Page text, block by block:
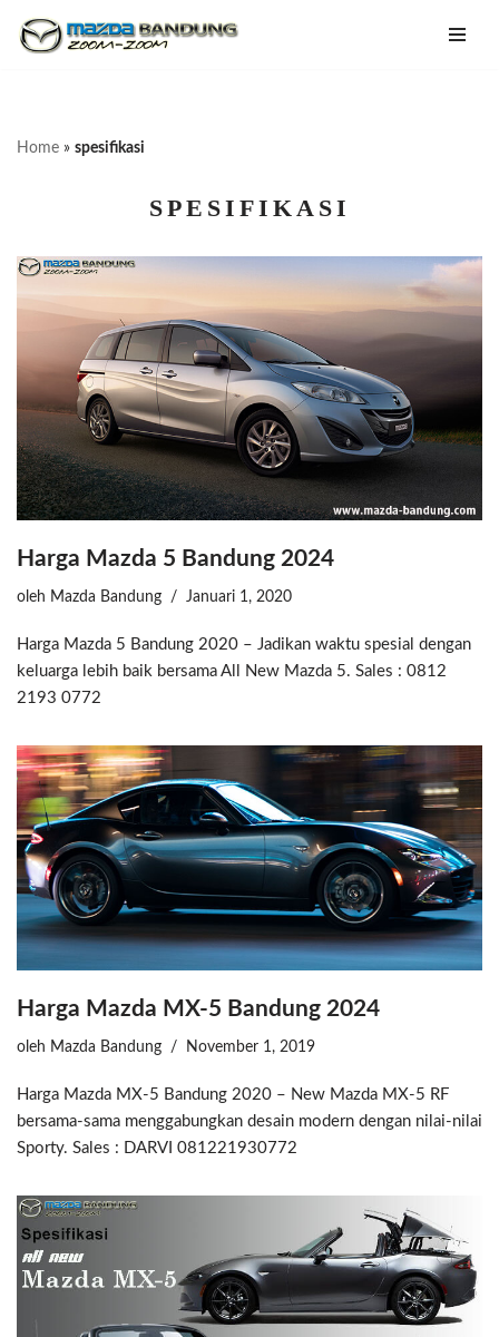
Home » spesifikasi
SPESIFIKASI
Harga Mazda 5 Bandung 2024
oleh Mazda Bandung Januari 1, 2020
Harga Mazda 5 Bandung 2020 – Jadikan waktu spesial dengan
keluarga lebih baik bersama All New Mazda 5. Sales : 0812
2193 0772
Harga Mazda MX-5 Bandung 2024
oleh Mazda Bandung November 1, 2019
Harga Mazda MX-5 Bandung 2020 – New Mazda MX-5 RF
bersama-sama menggabungkan desain modern dengan nilai-nilai
Sporty. Sales : DARVI 081221930772